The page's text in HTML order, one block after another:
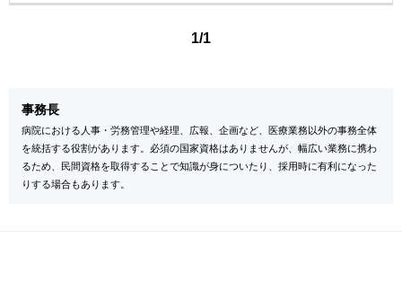
1/1
事務長
病院における人事・労務管理や経理、広報、企画など、医療業務以外の事務全体
を統括する役割があります。必須の国家資格はありませんが、幅広い業務に携わ
るため、民間資格を取得することで知識が身についたり、採用時に有利になった
りする場合もあります。